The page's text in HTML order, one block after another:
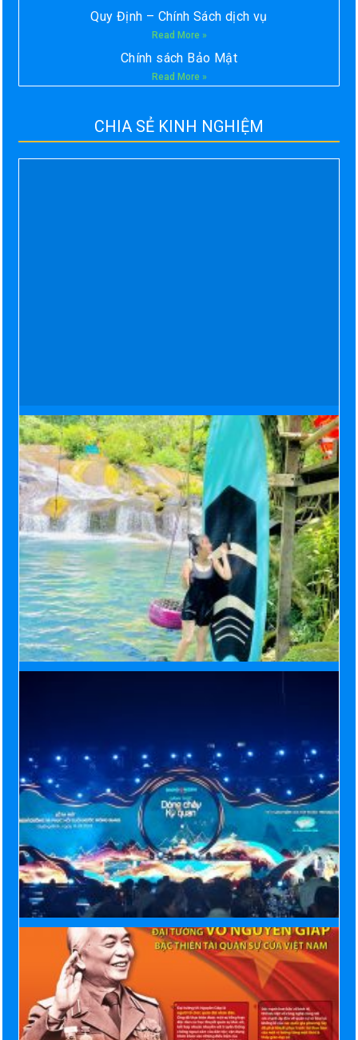
Quy Định – Chính Sách dịch vụ
Read More »
Chính sách Bảo Mật
Read More »
CHIA SẺ KINH NGHIỆM